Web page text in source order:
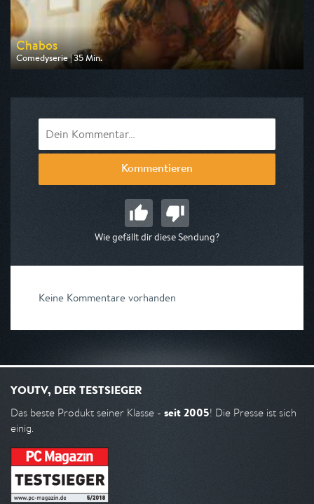
Chabos
Comedyserie | 35 Min.
Ausgestrahlt von ZDF neo
Kommentieren
Wie gefällt dir diese Sendung?
Keine Kommentare vorhanden
YOUTV, DER TESTSIEGER
Das beste Produkt seiner Klasse - seit 2005! Die Presse ist sich
einig.